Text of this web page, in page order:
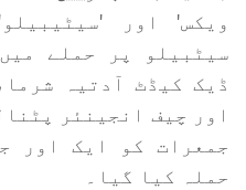
ویکس' اور
سیٹبیلو پر حملے
ڈیک کیڈٹ آدتیہ
اور چیف انجینئر
جمعرات کو ایک اور
حملہ کیا گیا۔